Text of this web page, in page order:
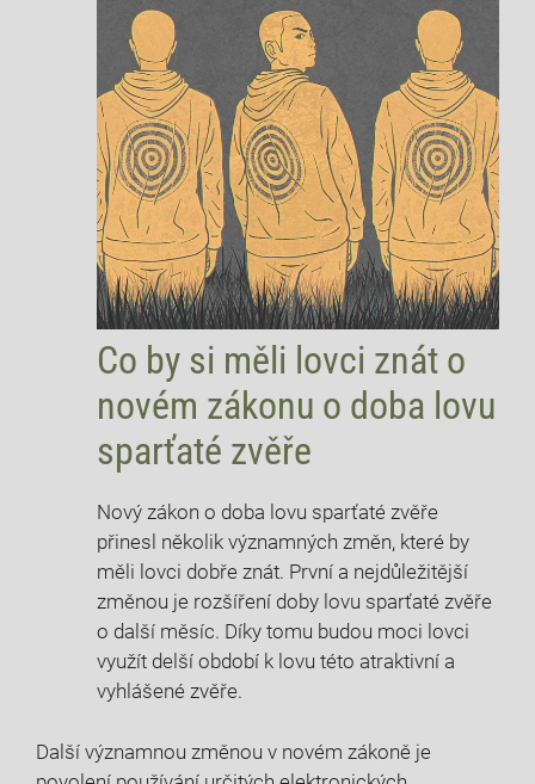
Co by⁢ si měli lovci⁢ znát o
novém zákonu o doba lovu
⁢sparťaté⁤ zvěře
Nový zákon o doba lovu sparťaté zvěře
přinesl několik významných změn, které by
měli lovci dobře znát. První a ⁤nejdůležitější
změnou je​ rozšíření doby lovu ⁢sparťaté zvěře
⁣o další měsíc. Díky‌ tomu budou moci ⁢lovci
⁢využít delší období k lovu této atraktivní ​a
vyhlášené zvěře.⁣
Další ⁤významnou změnou v novém zákoně je